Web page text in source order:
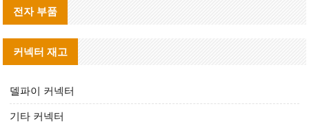
전자 부품
커넥터 재고
델파이 커넥터
기타 커넥터